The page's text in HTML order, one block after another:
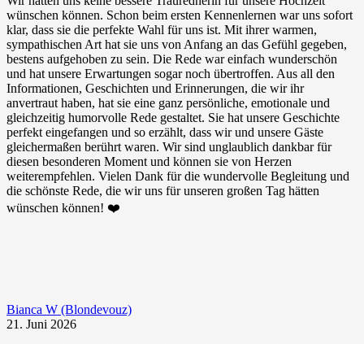
wünschen können. Schon beim ersten Kennenlernen war uns sofort
klar, dass sie die perfekte Wahl für uns ist. Mit ihrer warmen,
sympathischen Art hat sie uns von Anfang an das Gefühl gegeben,
bestens aufgehoben zu sein. Die Rede war einfach wunderschön
und hat unsere Erwartungen sogar noch übertroffen. Aus all den
Informationen, Geschichten und Erinnerungen, die wir ihr
anvertraut haben, hat sie eine ganz persönliche, emotionale und
gleichzeitig humorvolle Rede gestaltet. Sie hat unsere Geschichte
perfekt eingefangen und so erzählt, dass wir und unsere Gäste
gleichermaßen berührt waren. Wir sind unglaublich dankbar für
diesen besonderen Moment und können sie von Herzen
weiterempfehlen. Vielen Dank für die wundervolle Begleitung und
die schönste Rede, die wir uns für unseren großen Tag hätten
wünschen können! ❤️
Bianca W (Blondevouz)
21. Juni 2026